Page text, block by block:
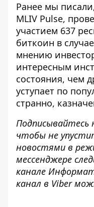
Ранее мы
MLIV Pulse,
участием 637
биткоин в
мнению
интересным
состояния, чем
уступает по
странно,
Подписывайтесь
чтобы не
новостями в
мессенджере
канале
канал в Viber